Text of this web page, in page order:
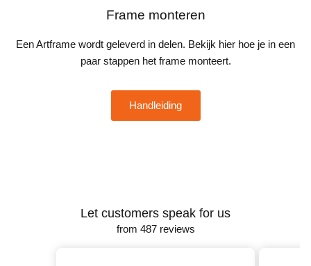
Frame monteren
Een Artframe wordt geleverd in delen. Bekijk hier hoe je in een
paar stappen het frame monteert.
Handleiding
Let customers speak for us
from 487 reviews